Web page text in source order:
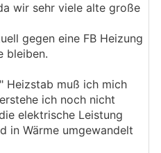
wir sehr viele alte große
gegen eine FB Heizung
bleiben.
Heizstab muß ich mich
ich noch nicht
elektrische Leistung
in Wärme umgewandelt